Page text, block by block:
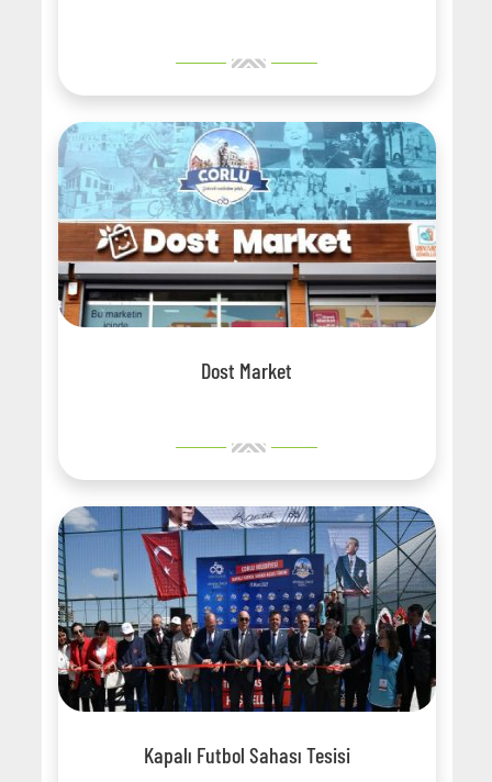
Dost Market
Kapalı Futbol Sahası Tesisi